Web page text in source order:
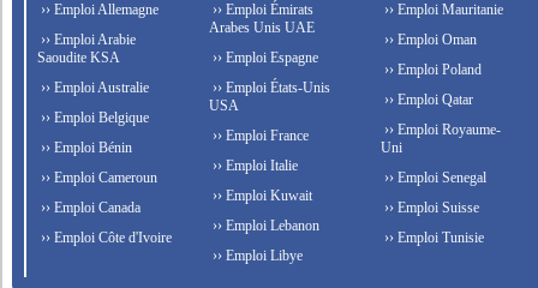
›› Emploi Allemagne
›› Emploi Arabie
Saoudite KSA
›› Emploi Australie
›› Emploi Belgique
›› Emploi Bénin
›› Emploi Cameroun
›› Emploi Canada
›› Emploi Côte d'Ivoire
›› Emploi Émirats
Arabes Unis UAE
›› Emploi Espagne
›› Emploi États-Unis
USA
›› Emploi France
›› Emploi Italie
›› Emploi Kuwait
›› Emploi Lebanon
›› Emploi Libye
›› Emploi Mauritanie
›› Emploi Oman
›› Emploi Poland
›› Emploi Qatar
›› Emploi Royaume-
Uni
›› Emploi Senegal
›› Emploi Suisse
›› Emploi Tunisie